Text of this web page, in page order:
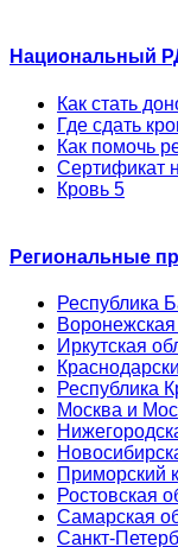
Национальный
Как стать
Где сдать
Как помочь
Сертификат
Кровь 5
Региональные
Республика
Воронежская
Иркутская
Республика
Москва и
Приморский
Ростовская
Самарская
Санкт-